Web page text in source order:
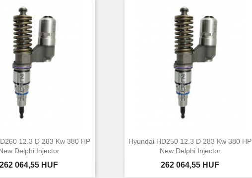
12.3 D 283 Kw 380 HP
Delphi Injector
Ár
262 064,55 HUF
 Előnézet
Hyundai HD250 12.3 D 283 Kw 380 HP
New Delphi Injector
Ár
262 064,55 HUF
 Előnézet